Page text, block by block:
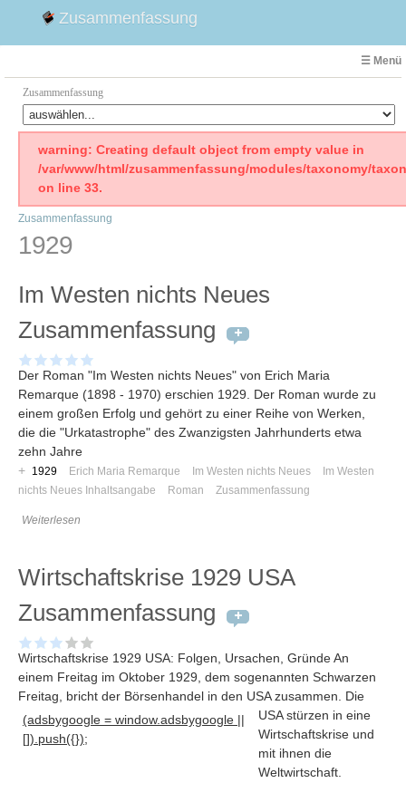
Zusammenfassung
☰ Menü
Zusammenfassung
Faust
Willhelm Tell
Emilia Galotti
1. Weltkrieg Zusammenfassung
Weimarer Republik
Die Räuber
Woyzeck
Navigation
News
Foren
warning: Creating default object from empty value in
/var/www/html/zusammenfassung/modules/taxonomy/
on line 33.
Zusammenfassung
1929
Im Westen nichts Neues
Zusammenfassung
Der Roman "Im Westen nichts Neues" von Erich Maria
Remarque (1898 - 1970) erschien 1929. Der Roman wurde zu
einem großen Erfolg und gehört zu einer Reihe von Werken,
die die "Urkatastrophe" des Zwanzigsten Jahrhunderts etwa
zehn Jahre
+ 1929 Erich Maria Remarque Im Westen nichts Neues
Im Westen
nichts Neues Inhaltsangabe
Roman Zusammenfassung
Weiterlesen
Wirtschaftskrise 1929 USA
Zusammenfassung
Wirtschaftskrise 1929 USA: Folgen, Ursachen, Gründe An
einem Freitag im Oktober 1929, dem sogenannten Schwarzen
Freitag, bricht der Börsenhandel in den USA zusammen
(adsbygoogle = window.adsbygoogle ||
[]).push({});
. Die
USA stürzen in eine
Wirtschaftskrise und
mit ihnen die
Weltwirtschaft.